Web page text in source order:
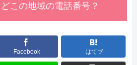
この地域の電話番号？
Facebook はてブ